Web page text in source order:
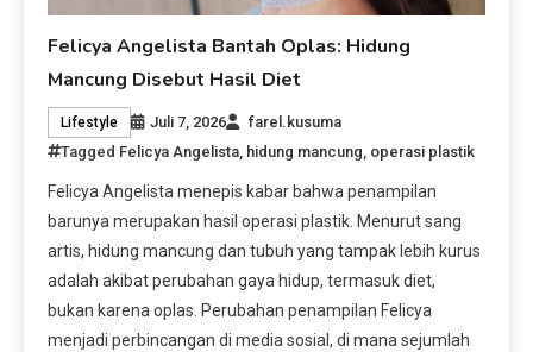
Felicya Angelista Bantah Oplas: Hidung
Mancung Disebut Hasil Diet
Lifestyle Juli 7, 2026
farel.kusuma
Tagged Felicya Angelista, hidung mancung, operasi plastik
Felicya Angelista menepis kabar bahwa penampilan
barunya merupakan hasil operasi plastik. Menurut sang
artis, hidung mancung dan tubuh yang tampak lebih kurus
adalah akibat perubahan gaya hidup, termasuk diet,
bukan karena oplas. Perubahan penampilan Felicya
menjadi perbincangan di media sosial, di mana sejumlah